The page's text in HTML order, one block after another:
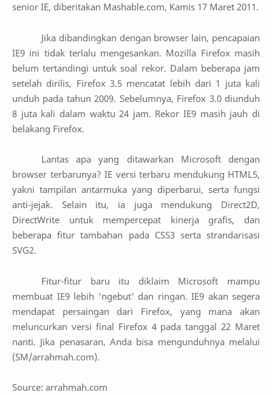
senior IE, diberitakan Mashable.com, Kamis 17 Maret 2011.
Jika dibandingkan dengan browser lain, pencapaian
IE9 ini tidak terlalu mengesankan. Mozilla Firefox masih
belum tertandingi untuk soal rekor. Dalam beberapa jam
setelah dirilis, Firefox 3.5 mencatat lebih dari 1 juta kali
unduh pada tahun 2009. Sebelumnya, Firefox 3.0 diunduh
8 juta kali dalam waktu 24 jam. Rekor IE9 masih jauh di
belakang Firefox.
Lantas apa yang ditawarkan Microsoft dengan
browser terbarunya? IE versi terbaru mendukung HTML5,
yakni tampilan antarmuka yang diperbarui, serta fungsi
anti-jejak. Selain itu, ia juga mendukung Direct2D,
DirectWrite untuk mempercepat kinerja grafis, dan
beberapa fitur tambahan pada CSS3 serta strandarisasi
SVG2.
Fitur-fitur baru itu diklaim Microsoft mampu
membuat IE9 lebih 'ngebut' dan ringan. IE9 akan segera
mendapat persaingan dari Firefox, yang mana akan
meluncurkan versi final Firefox 4 pada tanggal 22 Maret
nanti. Jika penasaran, Anda bisa mengunduhnya melalui
(SM/arrahmah.com).
Source: arrahmah.com